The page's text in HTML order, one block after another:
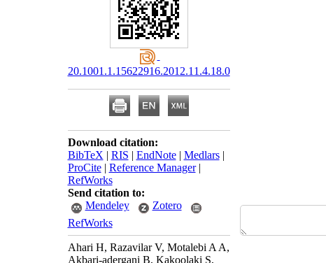
20.1001.1.15622916.2012.11.4.18.0
Download citation:
BibTeX | RIS | EndNote| Medlars|
ProCite| Reference Manager|
RefWorks
Send citation to:
Mendeley
Zotero
RefWorks
Ahari H, Razavilar V, Motalebi A A,
Akbari-adergani B, Kakoolaki S,